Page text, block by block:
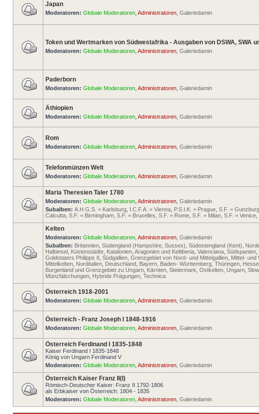
Japan
Moderatoren: Globale Moderatoren Administratoren Galeriedamin
Token und Wertmarken von Südwestafrika - Ausgaben von DSWA, SWA
Moderatoren: Globale Moderatoren Administratoren Galeriedamin
Paderborn
Moderatoren: Globale Moderatoren Administratoren Galeriedamin
Äthiopien
Moderatoren: Globale Moderatoren Administratoren Galeriedamin
Rom
Moderatoren: Globale Moderatoren Administratoren Galeriedamin
Telefonmünzen Welt
Moderatoren: Globale Moderatoren Administratoren Galeriedamin
Maria Theresien Taler 1780
Moderatoren: Globale Moderatoren Administratoren Galeriedamin
Subalben: A.H.G.S. = Karlsburg I.C.F.A. = Vienna P.S.I.K. = Prague S.F. = Gunzburg
Calcutta S.F. = Birmingham S.F. = Bruxelles S.F. = Rome S.F. = Milan S.F. = Venice
Kelten
Moderatoren: Globale Moderatoren Administratoren Galeriedamin
Subalben: Britannien Südengland (Hampshire, Sussex) Südostengland (Kent)
Halbinsel Küstenstädte Katalonien Aragonien und Keltiberia Valenciana Südspanien
Goldstaters Philipps II Südgallien Grenzgebiet von Nord- und Mittelgallien Mittel- und
Mittelkelten Norditalien Deutschland Bayern, Baden- Württemberg, Thüringen
Burgenland und Grenzgebiet zu Ungarn Kärnten Steiermark Ostkelten Ungarn
Münzfälschungen Hybride Prägungen Technica
Österreich 1918-2001
Moderatoren: Globale Moderatoren Administratoren Galeriedamin
Österreich - Franz Joseph I 1848-1916
Moderatoren: Globale Moderatoren Administratoren Galeriedamin
Österreich Ferdinand I 1835-1848
Kaiser Ferdinand I 1835-1848
König von Ungarn Ferdinand V
Moderatoren: Globale Moderatoren Administratoren Galeriedamin
Österreich Kaiser Franz II(I)
Römisch-Deutscher Kaiser: Franz II 1792-1806
als Erbkaiser von Österreich: 1804 - 1835
Moderatoren: Globale Moderatoren Administratoren Galeriedamin